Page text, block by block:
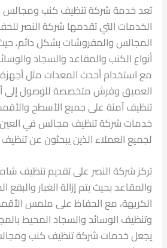
تعد خدمة شركة تنظيف كنب ومجالس
الخدمات التي تقدمها شركة النصر
المجالس والمفروشات بشكل دائم،
أنواع الكنب والمقاعد والسجاد
مع استخدام أحدث المعدات مثل أجهزة
العميق وفرش متخصصة للوصول إلى
تنظيف آمنة على جميع الأسطح
خدمات شركة تنظيف مجالس في
لجميع العملاء الذين يبحثون عن تنظيف
تركز شركة النصر على تقديم تنظيف
والمقاعد بحيث يتم إزالة الغبار والبقع
الكريهة، مع الحفاظ على ملمس
وتنظيف الوسائد والسجاد المحيط
يجعل خدمات شركة تنظيف كنب